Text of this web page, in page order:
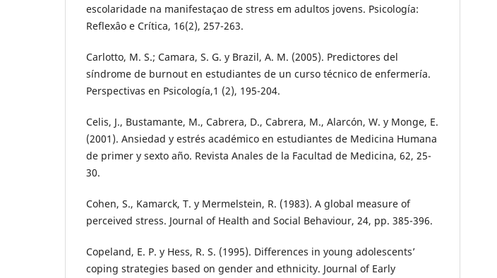
escolaridade na manifestaçao de stress em adultos jovens. Psicología:
Reflexâo e Crítica, 16(2), 257-263.
Carlotto, M. S.; Camara, S. G. y Brazil, A. M. (2005). Predictores del
síndrome de burnout en estudiantes de un curso técnico de enfermería.
Perspectivas en Psicología,1 (2), 195-204.
Celis, J., Bustamante, M., Cabrera, D., Cabrera, M., Alarcón, W. y Monge, E.
(2001). Ansiedad y estrés académico en estudiantes de Medicina Humana
de primer y sexto año. Revista Anales de la Facultad de Medicina, 62, 25-
30.
Cohen, S., Kamarck, T. y Mermelstein, R. (1983). A global measure of
perceived stress. Journal of Health and Social Behaviour, 24, pp. 385-396.
Copeland, E. P. y Hess, R. S. (1995). Differences in young adolescents’
coping strategies based on gender and ethnicity. Journal of Early